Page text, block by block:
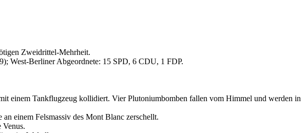
Zweidrittel-Mehrheit.
West-Berliner Abgeordnete: 15 SPD, 6 CDU, 1 FDP.
einem Tankflugzeug kollidiert. Vier Plutoniumbomben fallen vom Himmel und werden in
einem Felsmassiv des Mont Blanc zerschellt.
Venus.